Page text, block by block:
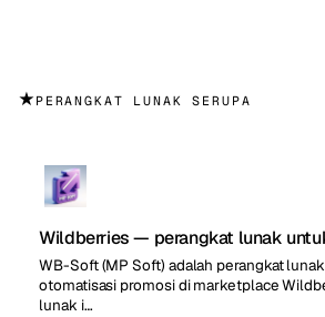
★ PERANGKAT LUNAK SERUPA
Wildberries — perangkat lunak
WB-Soft (MP Soft) adalah perangkat
otomatisasi promosi di marketplace
lunak i…